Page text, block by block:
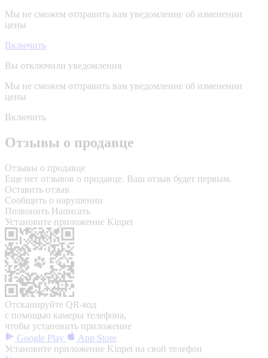
Мы не сможем отправить вам уведомление об изменении
цены
Включить
Вы отключили уведомления
Мы не сможем отправить вам уведомление об изменении
цены
Включить
Отзывы о продавце
Отзывы о продавце
Еще нет отзывов о продавце. Ваш отзыв будет первым.
Оставить отзыв
Сообщить о нарушении
Позвонить Написать
Установите приложение Kinpet
Отсканируйте QR-код
с помощью камеры телефона,
чтобы установить приложение
Google Play
App Store
Установите приложение Kinpet на свой телефон